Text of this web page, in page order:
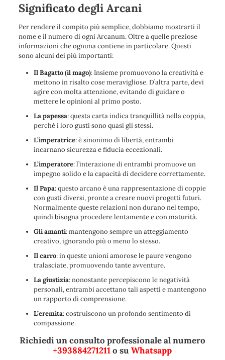
Significato degli Arcani
Per rendere il compito più semplice, dobbiamo mostrarti il ​​
nome e il numero di ogni Arcanum. Oltre a quelle preziose
informazioni che ognuna contiene in particolare. Questi
sono alcuni dei più importanti:
Il Bagatto (il mago): Insieme promuovono la creatività e
mettono in risalto cose meravigliose. D’altra parte, devi
agire con molta attenzione, evitando di guidare o
mettere le opinioni al primo posto.
La papessa: questa carta indica tranquillità nella coppia,
perché i loro gusti sono quasi gli stessi.
L’imperatrice: è sinonimo di libertà, entrambi
incarnano sicurezza e fiducia eccezionali.
L’imperatore: l’interazione di entrambi promuove un
impegno solido e la capacità di decidere correttamente.
Il Papa: questo arcano è una rappresentazione di coppie
con gusti diversi, pronte a creare nuovi progetti futuri.
Normalmente queste relazioni non durano nel tempo,
quindi bisogna procedere lentamente e con maturità.
Gli amanti: mantengono sempre un atteggiamento
creativo, ignorando più o meno lo stesso.
Il carro: in queste unioni amorose le paure vengono
tralasciate, promuovendo tante avventure.
La giustizia: nonostante percepiscono le negatività
personali, entrambi accettano tali aspetti e mantengono
un rapporto di comprensione.
L’eremita: costruiscono un profondo sentimento di
compassione.
Richiedi un consulto professionale al numero
+393884271211o suWhatsapp